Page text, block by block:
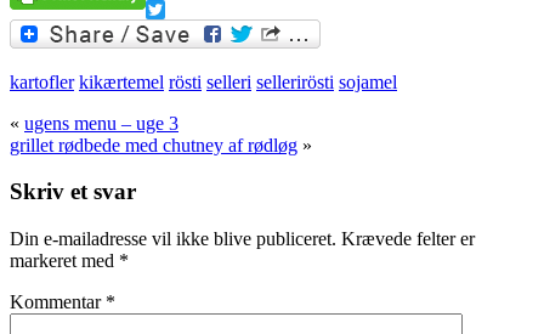
Facebook
Twitter
kartofler kikærtemel rösti selleri sellerirösti sojamel
« ugens menu – uge 3
grillet rødbede med chutney af rødløg »
Skriv et svar
Din e-mailadresse vil ikke blive publiceret. Krævede felter er
markeret med *
Kommentar *